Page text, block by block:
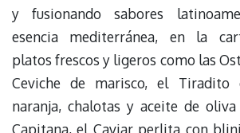
y fusionando sabores
esencia mediterránea, en la
platos frescos y ligeros como las
Ceviche de marisco, el Tiradito
naranja, chalotas y aceite de
Capitana, el Caviar perlita con